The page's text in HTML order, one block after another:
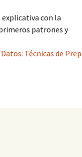
con la
patrones y
Técnicas de